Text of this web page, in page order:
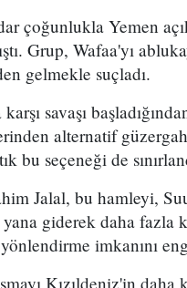
çoğunlukla Yemen
Grup, Wafaa'yı
gelmekle suçladı.
savaşı
alternatif
bu seçeneği de
Jalal, bu hamleyi,
giderek daha fazla
imkanını
Kızıldeniz'in